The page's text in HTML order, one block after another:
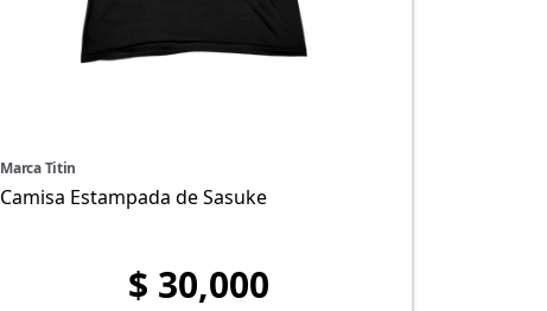
Marca Titin
Camisa Estampada de Sasuke
$ 30,000